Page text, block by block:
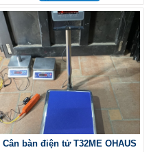
Cân bàn điện tử T32ME OHAUS